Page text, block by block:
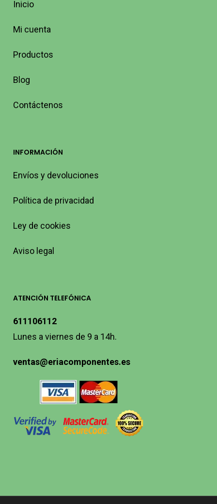
Inicio
Mi cuenta
Productos
Blog
Contáctenos
INFORMACIÓN
Envíos y devoluciones
Política de privacidad
Ley de cookies
Aviso legal
ATENCIÓN TELEFÓNICA
611106112
Lunes a viernes de 9 a 14h.
ventas@eriacomponentes.es